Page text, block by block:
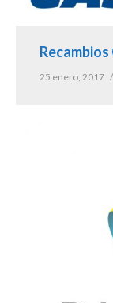
25 enero, 2017